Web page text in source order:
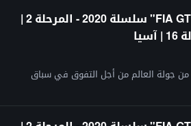
"FIA GT Championships" سلسلة 2020 - المرحلة 2 |
جولة العالم من أجل التفوق في سباق